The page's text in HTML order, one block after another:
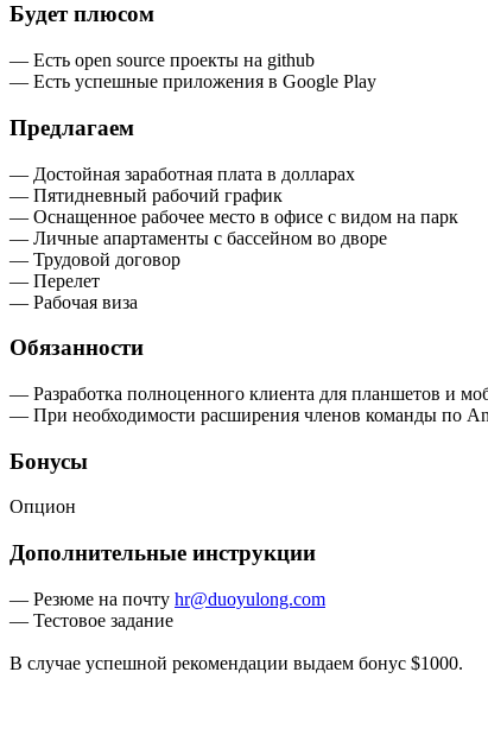
Будет плюсом
— Есть open source проекты на github
— Есть успешные приложения в Google Play
Предлагаем
— Достойная заработная плата в долларах
— Пятидневный рабочий график
— Оснащенное рабочее место в офисе с видом на парк
— Личные апартаменты с бассейном во дворе
— Трудовой договор
— Перелет
— Рабочая виза
Обязанности
— Разработка полноценного клиента для планшетов и
— При необходимости расширения членов команды по
Бонусы
Опцион
Дополнительные инструкции
— Резюме на почту hr@duoyulong.com
— Тестовое задание
В случае успешной рекомендации выдаем бонус $1000.